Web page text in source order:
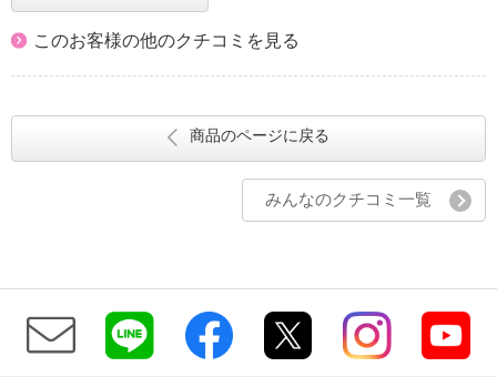
このお客様の他のクチコミを見る
商品のページに戻る
みんなのクチコミ一覧